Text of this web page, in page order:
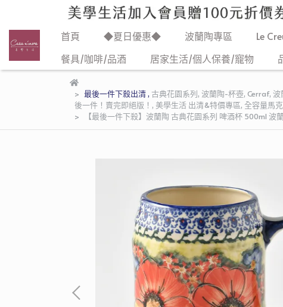
首頁 ◆夏日優惠◆ 波蘭陶專區 Le
餐具/咖啡/品酒
居家生活/個人保養/寵物
最後一件下殺出清, 古典花園系列, 波蘭陶-杯壺, Cerraf,
後一件！賣完即絕版！ , 美學生活 出清&特價專區, 全容量馬
【最後一件下殺】波蘭陶 古典花園系列 啤酒杯 500ml 波